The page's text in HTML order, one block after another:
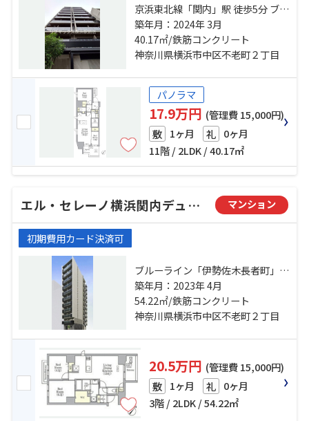
京浜東北線「関内」駅 徒歩5分 ブル
ーライン「伊勢佐木長者町」駅 徒
歩3分 京浜東北線「石川町」駅 徒歩
13分
築年月：2024年 3月
40.17㎡/鉄筋コンクリート
神奈川県横浜市中区不老町２丁目
パノラマ
17.9万円 (管理費 15,000円)
敷 1ヶ月 礼 0ヶ月
11階 / 2LDK / 40.17㎡
エル・セレーノ横浜関内デューエ マンション
初期費用カード決済可
ブルーライン「伊勢佐木長者町」
駅 徒歩4分 京浜東北線「関内」
駅 徒歩4分 みなとみらい線「日本大
通り」駅 徒歩14分
築年月：2023年 4月
54.22㎡/鉄筋コンクリート
神奈川県横浜市中区不老町２丁目
20.5万円 (管理費 15,000円)
敷 1ヶ月 礼 0ヶ月
3階 / 2LDK / 54.22㎡